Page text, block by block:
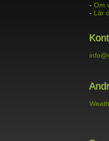
- Om
- Lär